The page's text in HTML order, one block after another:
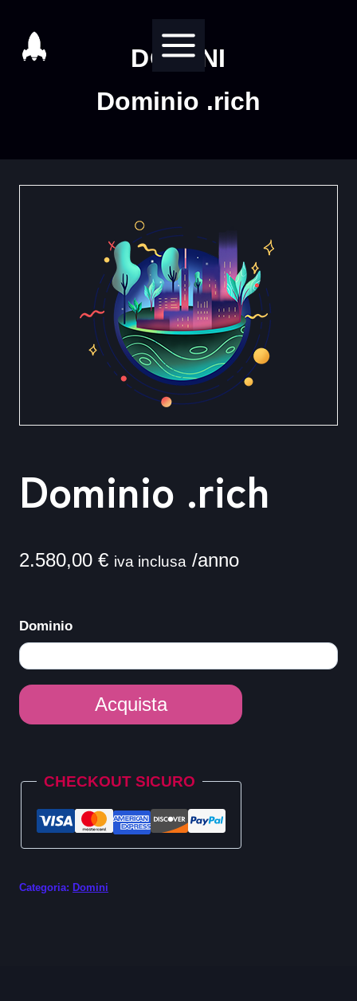
contenuto
DOMINI
Dominio .rich
Dominio .rich
2.580,00 € iva inclusa /anno
Dominio
Dominio
.rich
Acquista
CHECKOUT SICURO
Categoria: Domini